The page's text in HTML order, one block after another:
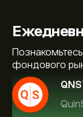
фондового